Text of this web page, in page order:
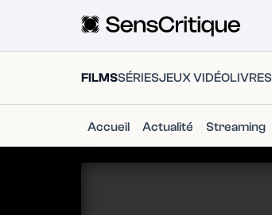
FILMSSÉRIESJEUX VIDÉOLIVRES
Accueil Actualité Streaming